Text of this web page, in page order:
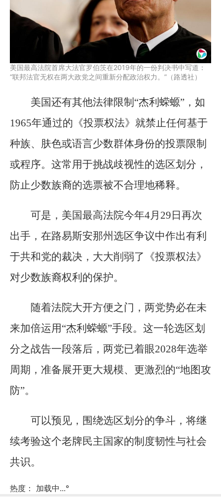
美国最高法院首席大法官罗伯茨在2019年的一份判决书中写道：
“联邦法官无权在两大政党之间重新分配政治权力。”（路透社）
美国还有其他法律限制“杰利蝾螈”，如
1965年通过的《投票权法》就禁止任何基于
种族、肤色或语言少数群体身份的投票限制
或程序。这常用于挑战歧视性的选区划分，
防止少数族裔的选票被不合理地稀释。
可是，美国最高法院今年4月29日再次
出手，在路易斯安那州选区争议中作出有利
于共和党的裁决，大大削弱了《投票权法》
对少数族裔权利的保护。
随着法院大开方便之门，两党势必在未
来加倍运用“杰利蝾螈”手段。这一轮选区划
分之战告一段落后，两党已着眼2028年选举
周期，准备展开更大规模、更激烈的“地图攻
防”。
可以预见，围绕选区划分的争斗，将继
续考验这个老牌民主国家的制度韧性与社会
共识。
热度： 加载中...°